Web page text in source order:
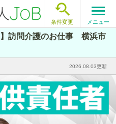

条件変更 メニュー
】訪問介護のお仕事 横浜市
2026.08.03更新